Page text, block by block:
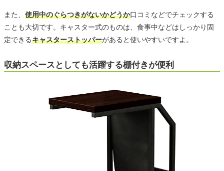
また、 使用中のぐらつきがないかどうか口コミなどでチェックする
ことも大切です。キャスター式のものは、食事中などはしっかり固
定できるキャスターストッパーがあると使いやすいですよ。
収納スペースとしても活躍する棚付きが便利